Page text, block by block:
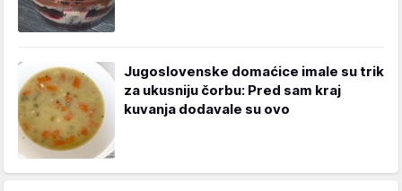
Jugoslovenske domaćice imale su trik
za ukusniju čorbu: Pred sam kraj
kuvanja dodavale su ovo